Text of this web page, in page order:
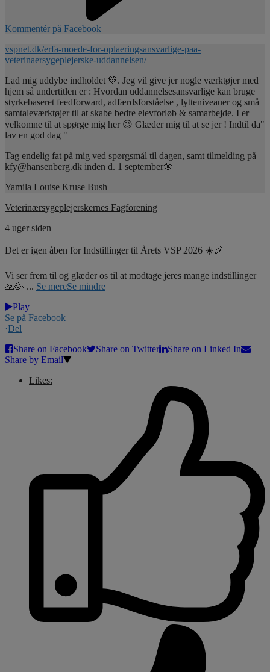
Kommentér på Facebook
vspnet.dk/erfa-moede-for-oplaeringsansvarlige-paa-
veterinaersygeplejerske-uddannelsen/
Lad mig uddybe indholdet 💚. Jeg vil give jer nogle værktøjer med
hjem så undertitlen er : Hvordan uddannelsesansvarlige kan bruge
styrkebaseret feedforward, adfærdsforståelse , lytteniveauer og små
samtaleværktøjer til at skabe bedre elevforløb & samarbejde. I er
velkomne til at spørge mig her 😉 Glæder mig til at se jer ! Indtil da"
lav en god dag "
Tag endelig fat på mig ved spørgsmål til dagen, samt tilmelding på
kfy@hansenberg.dk inden d. 1 september🌼
Yamila Louise Kruse Bush
Veterinærsygeplejerskernes Fagforening
4 uger siden
Det er igen åben for Indstillinger til Årets VSP 2026 ☀️🎉
Vi ser frem til og glæder os til at modtage jeres mange indstillinger
🙏🥳 ... Se mereSe mindre
Play
Se på Facebook
·Del
Share on Facebook
Share on Twitter
Share on Linked In
Share by Email
Likes: